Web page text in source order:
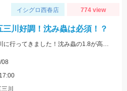
イシグロ西春店 774 view
川好調！沈み蟲は必須！？
GW最終日の日曜日でしたが五三川に行ってきました！沈み蟲の1.8が高反応でした！沈み蟲1.8のズル引きで釣果を出せてオフセットフックなので根掛かりも少なくてオススメですよ！
08
川